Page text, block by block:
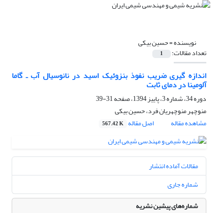
نویسنده =حسین بیکی
تعداد مقالات: 1
اندازه گیری ضریب نفوذ بنزوئیک اسید در نانوسیال آب ـ گاما
آلومینا در دمای ثابت
دوره 34، شماره 3، پاییز 1394، صفحه
31-39
منوچهر منوچهریان فرد، حسین بیکی
مشاهده مقاله
اصل مقاله 567.42 K
مقالات آماده انتشار
شماره جاری
شماره‌های پیشین نشریه